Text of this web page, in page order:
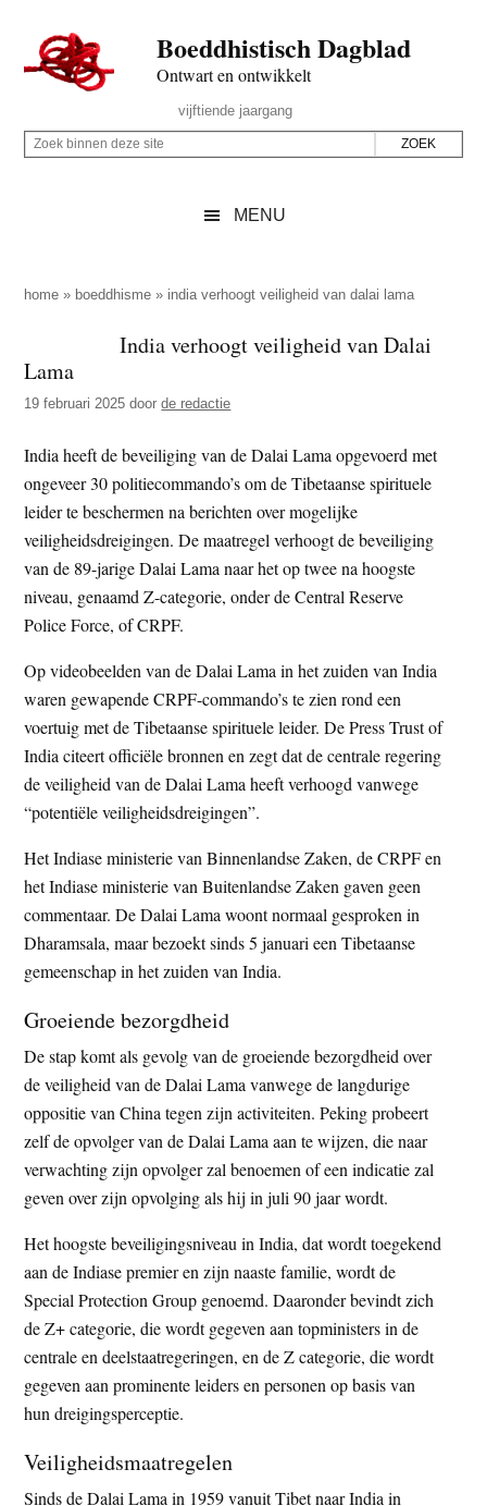
naar
de
inhoud
secondary
naar
de
sidebar
naar
de
Boeddhistisch Dagblad
Ontwart en ontwikkelt
Rechts
vijftiende jaargang
Z
p
e
z
e
s
i
t
e
Z
i
e
n
e
z
e
s
i
t
e
MENU
home » boeddhisme » india verhoogt veiligheid van dalai lama
India verhoogt veiligheid van Dalai
Lama
19 februari 2025 doorde redactie
India heeft de beveiliging van de Dalai Lama opgevoerd met
ongeveer 30 politiecommando’s om de Tibetaanse spirituele
leider te beschermen na berichten over mogelijke
veiligheidsdreigingen. De maatregel verhoogt de beveiliging
van de 89-jarige Dalai Lama naar het op twee na hoogste
niveau, genaamd Z-categorie, onder de Central Reserve
Police Force, of CRPF.
Op videobeelden van de Dalai Lama in het zuiden van India
waren gewapende CRPF-commando’s te zien rond een
voertuig met de Tibetaanse spirituele leider. De Press Trust of
India citeert officiële bronnen en zegt dat de centrale regering
de veiligheid van de Dalai Lama heeft verhoogd vanwege
“potentiële veiligheidsdreigingen”.
Het Indiase ministerie van Binnenlandse Zaken, de CRPF en
het Indiase ministerie van Buitenlandse Zaken gaven geen
commentaar. De Dalai Lama woont normaal gesproken in
Dharamsala, maar bezoekt sinds 5 januari een Tibetaanse
gemeenschap in het zuiden van India.
Groeiende bezorgdheid
De stap komt als gevolg van de groeiende bezorgdheid over
de veiligheid van de Dalai Lama vanwege de langdurige
oppositie van China tegen zijn activiteiten. Peking probeert
zelf de opvolger van de Dalai Lama aan te wijzen, die naar
verwachting zijn opvolger zal benoemen of een indicatie zal
geven over zijn opvolging als hij in juli 90 jaar wordt.
Het hoogste beveiligingsniveau in India, dat wordt toegekend
aan de Indiase premier en zijn naaste familie, wordt de
Special Protection Group genoemd. Daaronder bevindt zich
de Z+ categorie, die wordt gegeven aan topministers in de
centrale en deelstaatregeringen, en de Z categorie, die wordt
gegeven aan prominente leiders en personen op basis van
hun dreigingsperceptie.
Veiligheidsmaatregelen
Sinds de Dalai Lama in 1959 vanuit Tibet naar India in